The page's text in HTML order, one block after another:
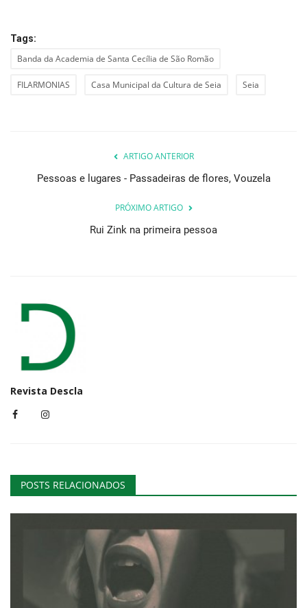
Tags:
Banda da Academia de Santa Cecília de São Romão
FILARMONIAS Casa Municipal da Cultura de Seia Seia
ARTIGO ANTERIOR
Pessoas e lugares - Passadeiras de flores, Vouzela
PRÓXIMO ARTIGO
Rui Zink na primeira pessoa
Revista Descla
POSTS RELACIONADOS